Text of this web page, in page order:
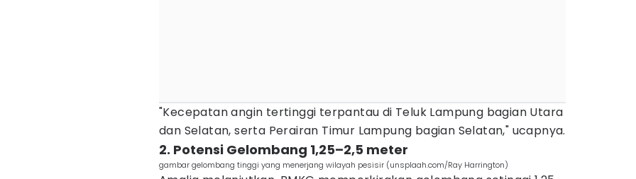
"Kecepatan angin tertinggi terpantau di Teluk Lampung bagian Utara
dan Selatan, serta Perairan Timur Lampung bagian Selatan," ucapnya.
2. Potensi Gelombang 1,25–2,5 meter
gambar gelombang tinggi yang menerjang wilayah pesisir (unsplaah.com/Ray Harrington)